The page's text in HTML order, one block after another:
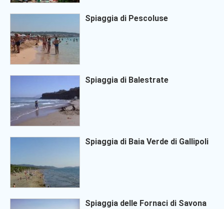
Spiaggia di Pescoluse
Spiaggia di Balestrate
Spiaggia di Baia Verde di Gallipoli
Spiaggia delle Fornaci di Savona